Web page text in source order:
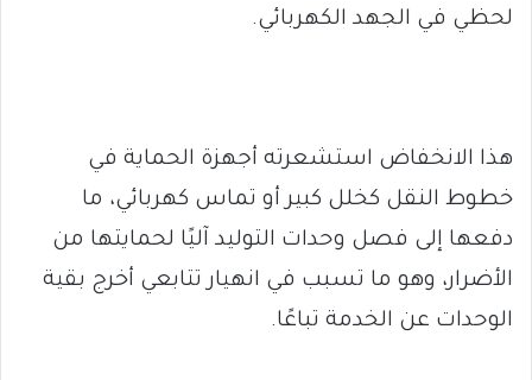
لحظي في الجهد الكهربائي.
هذا الانخفاض استشعرته أجهزة الحماية في
خطوط النقل كخلل كبير أو تماس كهربائي، ما
دفعها إلى فصل وحدات التوليد آليًا لحمايتها من
الأضرار، وهو ما تسبب في انهيار تتابعي أخرج بقية
الوحدات عن الخدمة تباعًا.